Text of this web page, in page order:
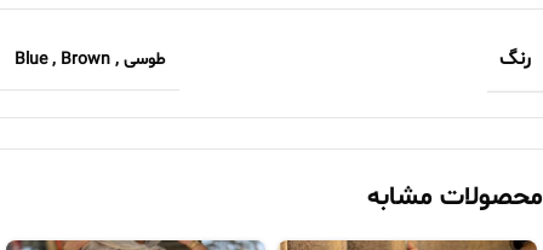
رنگ طوسی ,
Blue , Brown
محصولات مشابه